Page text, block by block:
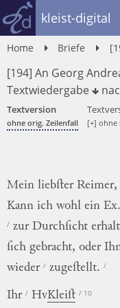
kleist-digital
Home Briefe
[194] An Georg
Textwiedergabe
Textversion
ohne orig. Zeilenfall [+] ohne
Mein liebſter Reimer,
Kann ich wohl ein Ex.
/ zur Durchſicht
ſich gebracht, oder
wieder / zugeſtellt. /
Ihr / HvKleiſt / 10